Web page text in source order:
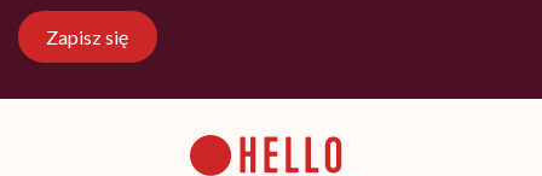
Zapisz się